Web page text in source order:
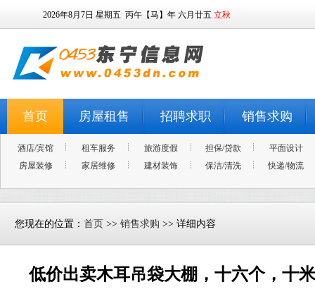
2026年8月7日 星期五 丙午【马】年 六月廿五 立秋
首页 房屋租售 招聘求职 销售求购
酒店/宾馆 租车服务 旅游度假 担保/贷款
平面设计
房屋装修
家居维修 建材装饰 保洁/清洗 快递/物流
您现在的位置： 首页 >> 销售求购 >> 详细内容
低价出卖木耳吊袋大棚，十六个，十